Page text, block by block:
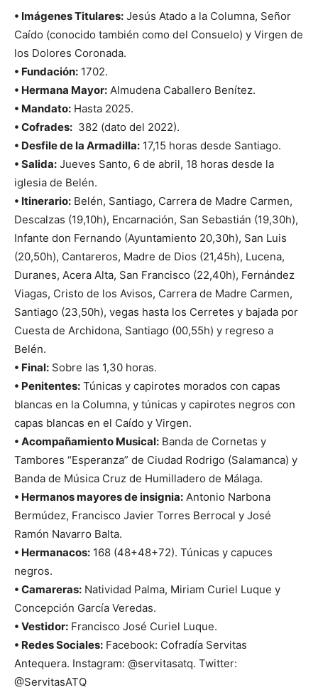
• Imágenes Titulares: Jesús Atado a la Columna, Señor
Caído (conocido también como del Consuelo) y Virgen de
los Dolores Coronada.
• Fundación: 1702.
• Hermana Mayor: Almudena Caballero Benítez.
• Mandato: Hasta 2025.
• Cofrades: 382 (dato del 2022).
• Desfile de la Armadilla: 17,15 horas desde Santiago.
• Salida: Jueves Santo, 6 de abril, 18 horas desde la
iglesia de Belén.
• Itinerario: Belén, Santiago, Carrera de Madre Carmen,
Descalzas (19,10h), Encarnación, San Sebastián (19,30h),
Infante don Fernando (Ayuntamiento 20,30h), San Luis
(20,50h), Cantareros, Madre de Dios (21,45h), Lucena,
Duranes, Acera Alta, San Francisco (22,40h), Fernández
Viagas, Cristo de los Avisos, Carrera de Madre Carmen,
Santiago (23,50h), vegas hasta los Cerretes y bajada por
Cuesta de Archidona, Santiago (00,55h) y regreso a
Belén.
• Final: Sobre las 1,30 horas.
• Penitentes: Túnicas y capirotes morados con capas
blancas en la Columna, y túnicas y capirotes negros con
capas blancas en el Caído y Virgen.
• Acompañamiento Musical: Banda de Cornetas y
Tambores “Esperanza” de Ciudad Rodrigo (Salamanca) y
Banda de Música Cruz de Humilladero de Málaga.
• Hermanos mayores de insignia: Antonio Narbona
Bermúdez, Francisco Javier Torres Berrocal y José
Ramón Navarro Balta.
• Hermanacos: 168 (48+48+72). Túnicas y capuces
negros.
• Camareras: Natividad Palma, Miriam Curiel Luque y
Concepción García Veredas.
• Vestidor: Francisco José Curiel Luque.
• Redes Sociales: Facebook: Cofradía Servitas
Antequera. Instagram: @servitasatq. Twitter:
@ServitasATQ